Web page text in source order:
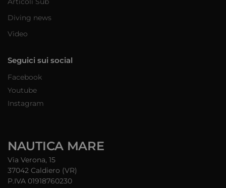
Diving news
Video
Seguici sui social
Facebook
Youtube
Instagram
NAUTICA MARE
Via Verona, 15
37042 Caldiero (VR)
P.IVA 01918760230